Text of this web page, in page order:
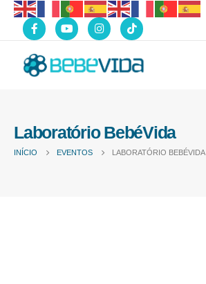
Laboratório BebéVida
INÍCIO EVENTOS LABORATÓRIO BEBÉVIDA